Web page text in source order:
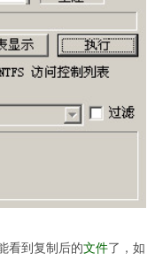
看到复制后的文件了，如